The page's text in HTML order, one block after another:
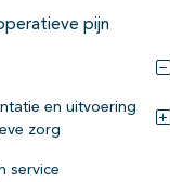
pijn
en uitvoering
zorg
service